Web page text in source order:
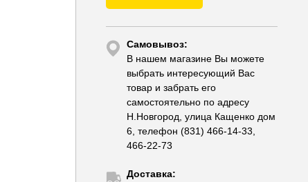
Самовывоз:
В нашем магазине Вы можете
выбрать интересующий Вас
товар и забрать его
самостоятельно по адресу
Н.Новгород, улица Кащенко дом
6, телефон (831) 466-14-33,
466-22-73
Доставка: